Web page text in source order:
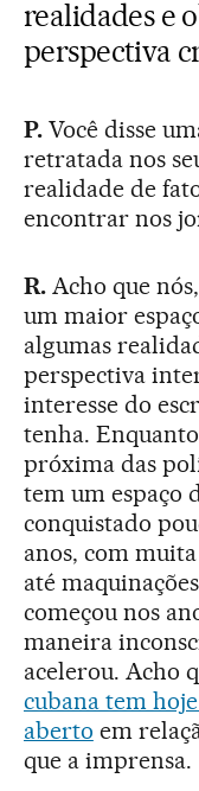
realidades e
perspectiva
P.Você disse
retratada nos
realidade de
encontrar nos
R.Acho que
um maior
algumas
perspectiva
interesse do
tenha.
próxima das
tem um espaço
conquistado
anos, com muita
até
começou nos
maneira
acelerou. Acho
cubana tem
aberto em
que a imprensa.